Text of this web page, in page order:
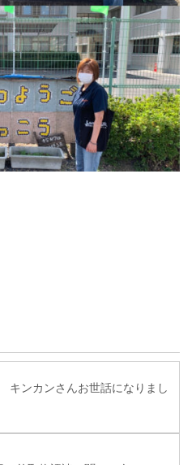
ンカンさんお世話になりまし